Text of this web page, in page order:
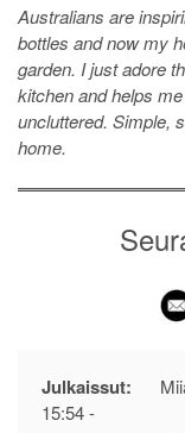
Australians are
bottles and now my
garden. I just adore
kitchen and helps
uncluttered. Simple,
home.
Julkaissut:
15:54-